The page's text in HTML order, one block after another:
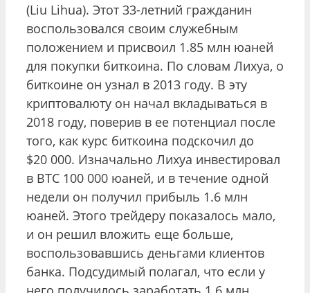
(Liu Lihua). Этот 33-летний гражданин
воспользовался своим служебным
положением и присвоил 1.85 млн юаней
для покупки биткоина. По словам Лихуа, о
биткоине он узнал в 2013 году. В эту
криптовалюту он начал вкладываться в
2018 году, поверив в ее потенциал после
того, как курс биткоина подскочил до
$20 000. Изначально Лихуа инвестировал
в BTC 100 000 юаней, и в течение одной
недели он получил прибыль 1.6 млн
юаней. Этого трейдеру показалось мало,
и он решил вложить еще больше,
воспользовавшись деньгами клиентов
банка. Подсудимый полагал, что если у